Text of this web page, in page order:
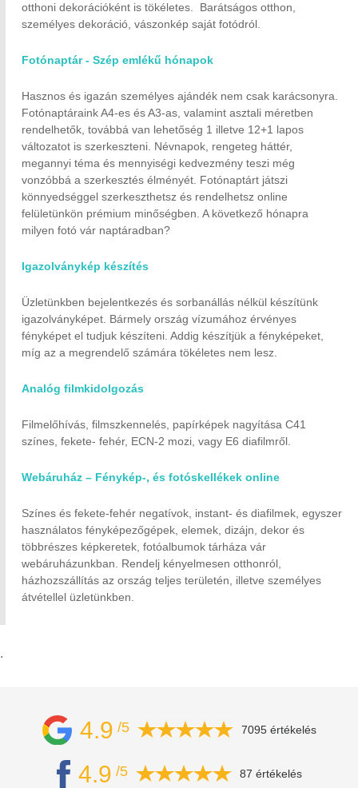
otthoni dekorációként is tökéletes. Barátságos otthon,
személyes dekoráció, vászonkép saját fotódról.
Fotónaptár - Szép emlékű hónapok
Hasznos és igazán személyes ajándék nem csak karácsonyra.
Fotónaptáraink A4-es és A3-as, valamint asztali méretben
rendelhetők, továbbá van lehetőség 1 illetve 12+1 lapos
változatot is szerkeszteni. Névnapok, rengeteg háttér,
megannyi téma és mennyiségi kedvezmény teszi még
vonzóbbá a szerkesztés élményét. Fotónaptárt játszi
könnyedséggel szerkeszthetsz és rendelhetsz online
felületünkön prémium minőségben. A következő hónapra
milyen fotó vár naptáradban?
Igazolványkép készítés
Üzletünkben bejelentkezés és sorbanállás nélkül készítünk
igazolványképet. Bármely ország vízumához érvényes
fényképet el tudjuk készíteni. Addig készítjük a fényképeket,
míg az a megrendelő számára tökéletes nem lesz.
Analóg filmkidolgozás
Filmelőhívás, filmszkennelés, papírképek nagyítása C41
színes, fekete- fehér, ECN-2 mozi, vagy E6 diafilmről.
Webáruház – Fénykép-, és fotóskellékek online
Színes és fekete-fehér negatívok, instant- és diafilmek, egyszer
használatos fényképezőgépek, elemek, dizájn, dekor és
többrészes képkeretek, fotóalbumok tárháza vár
webáruházunkban. Rendelj kényelmesen otthonról,
házhozszállítás az ország teljes területén, illetve személyes
átvétellel üzletünkben.
.
4.9 /5 7095 értékelés
4.9 /5 87 értékelés